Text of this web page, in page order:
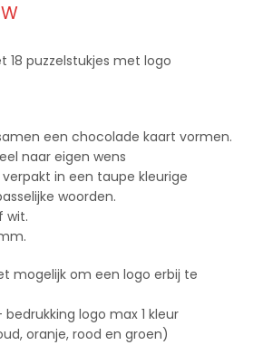
puzzelstukjes met logo
een chocolade kaart vormen.
naar eigen wens
in een taupe kleurige
woorden.
wit.
mogelijk om een logo erbij te
logo max 1 kleur
oranje, rood en groen)